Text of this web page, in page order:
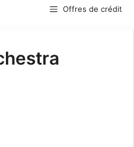
Offres de crédit